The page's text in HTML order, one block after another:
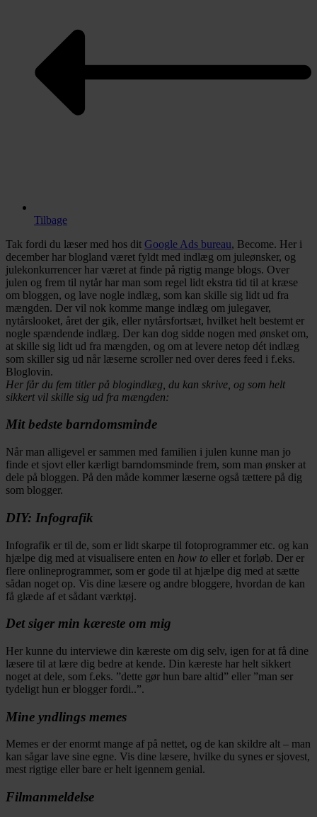
Tilbage
Tak fordi du læser med hos dit Google Ads bureau, Become. Her i
december har blogland været fyldt med indlæg om juleønsker, og
julekonkurrencer har været at finde på rigtig mange blogs. Over
julen og frem til nytår har man som regel lidt ekstra tid til at kræse
om bloggen, og lave nogle indlæg, som kan skille sig lidt ud fra
mængden. Der vil nok komme mange indlæg om julegaver,
nytårslooket, året der gik, eller nytårsfortsæt, hvilket helt bestemt er
nogle spændende indlæg. Der kan dog sidde nogen med ønsket om,
at skille sig lidt ud fra mængden, og om at levere netop dét indlæg
som skiller sig ud når læserne scroller ned over deres feed i f.eks.
Bloglovin.
Her får du fem titler på blogindlæg, du kan skrive, og som helt
sikkert vil skille sig ud fra mængden:
Mit bedste barndomsminde
Når man alligevel er sammen med familien i julen kunne man jo
finde et sjovt eller kærligt barndomsminde frem, som man ønsker at
dele på bloggen. På den måde kommer læserne også tættere på dig
som blogger.
DIY: Infografik
Infografik er til de, som er lidt skarpe til fotoprogrammer etc. og kan
hjælpe dig med at visualisere enten en how to eller et forløb. Der er
flere onlineprogrammer, som er gode til at hjælpe dig med at sætte
sådan noget op. Vis dine læsere og andre bloggere, hvordan de kan
få glæde af et sådant værktøj.
Det siger min kæreste om mig
Her kunne du interviewe din kæreste om dig selv, igen for at få dine
læsere til at lære dig bedre at kende. Din kæreste har helt sikkert
noget at dele, som f.eks. ”dette gør hun bare altid” eller ”man ser
tydeligt hun er blogger fordi..”.
Mine yndlings memes
Memes er der enormt mange af på nettet, og de kan skildre alt – man
kan sågar lave sine egne. Vis dine læsere, hvilke du synes er sjovest,
mest rigtige eller bare er helt igennem genial.
Filmanmeldelse